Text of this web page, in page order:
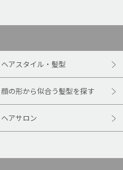
ヘアスタイル・髪型
顔の形から似合う髪型を探す
ヘアサロン